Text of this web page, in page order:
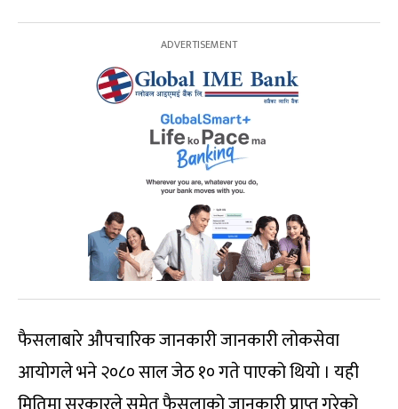
फैसलाबारे औपचारिक जानकारी जानकारी लोकसेवा
आयोगले भने २०८० साल जेठ १० गते पाएको थियो । यही